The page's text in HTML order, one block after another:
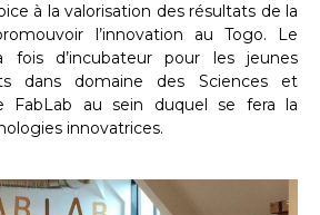
à la valorisation des résultats de la
l’innovation au Togo. Le
fois d’incubateur pour les jeunes
dans domaine des Sciences et
FabLab au sein duquel se fera la
innovatrices.